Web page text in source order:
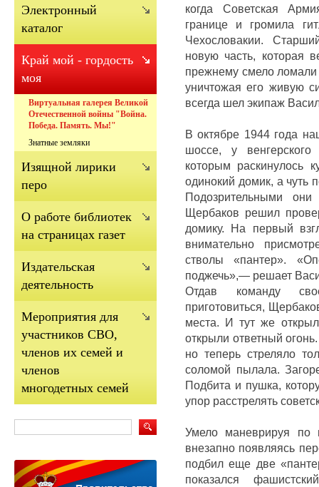
когда Советская
границе и громила
Чехословакии.
новую часть, которая
прежнему смело
уничтожая его живую
всегда шел экипаж
В октябре 1944 года
шоссе, у
которым раскинулось
одинокий домик, а чуть
Подозрительными они
Щербаков решил
домику. На первый
внимательно
стволы «пантер».
поджечь»,— решает
Отдав команду
приготовиться,
места. И тут же
открыли ответный
но теперь стреляло
соломой пылала.
Подбита и пушка,
упор расстрелять
Умело маневрируя по
внезапно появляясь
подбил еще две
показался
Электронный
каталог
Край мой - гордость
моя
Виртуальная галерея Великой
Отечественной войны "Война.
Победа. Память. Мы!"
Знатные земляки
Изящной лирики
перо
О работе библиотек
на страницах газет
Издательская
деятельность
Мероприятия для
участников СВО,
членов их семей и
членов
многодетных семей